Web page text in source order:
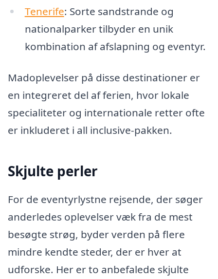
Tenerife: Sorte sandstrande og
nationalparker tilbyder en unik
kombination af afslapning og eventyr.
Madoplevelser på disse destinationer er
en integreret del af ferien, hvor lokale
specialiteter og internationale retter ofte
er inkluderet i all inclusive-pakken.
Skjulte perler
For de eventyrlystne rejsende, der søger
anderledes oplevelser væk fra de mest
besøgte strøg, byder verden på flere
mindre kendte steder, der er hver at
udforske. Her er to anbefalede skjulte